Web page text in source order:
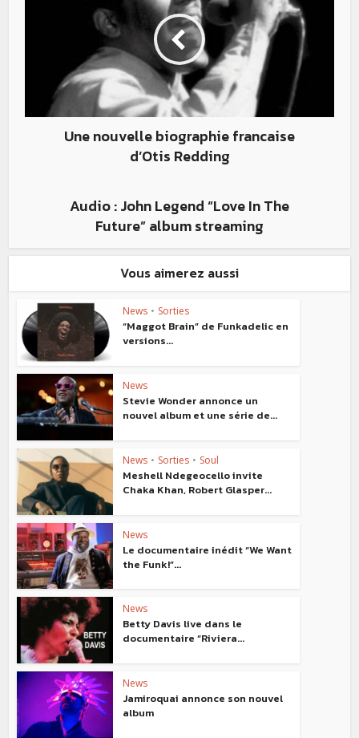
Une nouvelle biographie francaise
d’Otis Redding
Audio : John Legend “Love In The
Future” album streaming
Vous aimerez aussi
News • Sorties
“Maggot Brain” de Funkadelic en
versions...
News
Stevie Wonder annonce un
nouvel album et une série de...
News • Sorties • Soul
Meshell Ndegeocello invite
Chaka Khan, Robert Glasper...
News
Le documentaire inédit “We Want
the Funk!”...
News
Betty Davis live dans le
documentaire “Riviera...
News
Jamiroquai annonce son nouvel
album